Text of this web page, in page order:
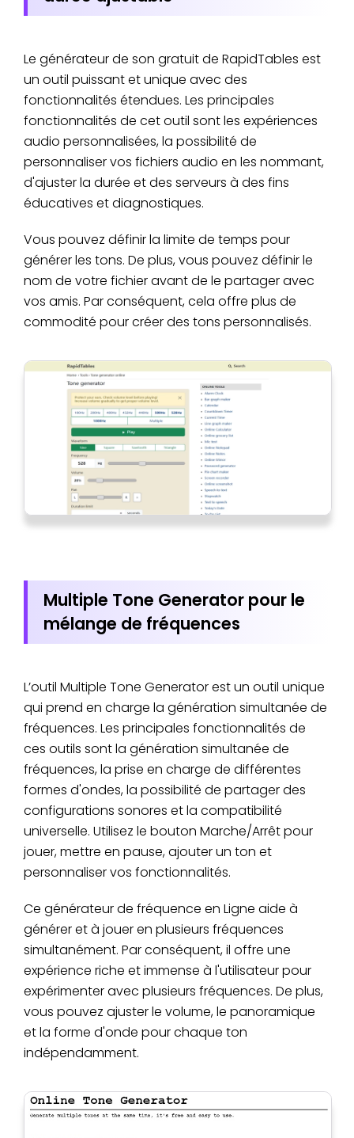
Le générateur de son gratuit de RapidTables est
un outil puissant et unique avec des
fonctionnalités étendues. Les principales
fonctionnalités de cet outil sont les expériences
audio personnalisées, la possibilité de
personnaliser vos fichiers audio en les nommant,
d'ajuster la durée et des serveurs à des fins
éducatives et diagnostiques.
Vous pouvez définir la limite de temps pour
générer les tons. De plus, vous pouvez définir le
nom de votre fichier avant de le partager avec
vos amis. Par conséquent, cela offre plus de
commodité pour créer des tons personnalisés.
Multiple Tone Generator pour le
mélange de fréquences
L’outil Multiple Tone Generator est un outil unique
qui prend en charge la génération simultanée de
fréquences. Les principales fonctionnalités de
ces outils sont la génération simultanée de
fréquences, la prise en charge de différentes
formes d'ondes, la possibilité de partager des
configurations sonores et la compatibilité
universelle. Utilisez le bouton Marche/Arrêt pour
jouer, mettre en pause, ajouter un ton et
personnaliser vos fonctionnalités.
Ce générateur de fréquence en Ligne aide à
générer et à jouer en plusieurs fréquences
simultanément. Par conséquent, il offre une
expérience riche et immense à l'utilisateur pour
expérimenter avec plusieurs fréquences. De plus,
vous pouvez ajuster le volume, le panoramique
et la forme d'onde pour chaque ton
indépendamment.